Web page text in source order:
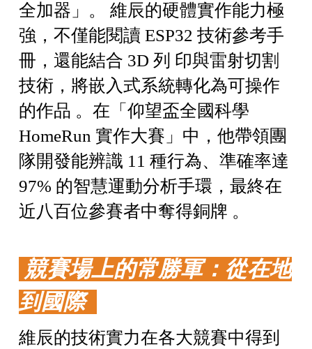
全加器」。 維辰的硬體實作能力極
強，不僅能閱讀 ESP32 技術參考手
冊，還能結合 3D 列 印與雷射切割
技術，將嵌入式系統轉化為可操作
的作品 。在「仰望盃全國科學
HomeRun 實作大賽」中，他帶領團
隊開發能辨識 11 種行為、準確率達
97% 的智慧運動分析手環，最終在
近八百位參賽者中奪得銅牌 。
競賽場上的常勝軍：從在地
到國際
維辰的技術實力在各大競賽中得到